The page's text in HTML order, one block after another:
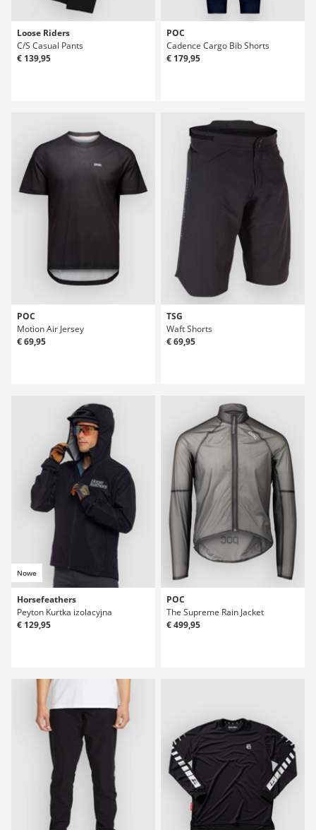
Loose Riders
C/S Casual Pants
€ 139,95
POC
Cadence Cargo Bib Shorts
€ 179,95
POC
Motion Air Jersey
€ 69,95
TSG
Waft Shorts
€ 69,95
Nowe
Horsefeathers
Peyton Kurtka izolacyjna
€ 129,95
POC
The Supreme Rain Jacket
€ 499,95